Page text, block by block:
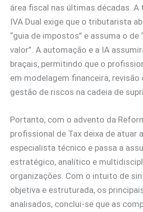
área fiscal nas últimas décadas. A
IVA Dual exige que o tributarista
“guia de impostos” e assuma o
valor”. A automação e a IA
braçais, permitindo que o
em modelagem financeira,
gestão de riscos na cadeia de
Portanto, com o advento da
profissional de Tax deixa de atuar
especialista técnico e passa a
estratégico, analítico e
organizações. Com o intuito de
objetiva e estruturada, os
analisados, conclui-se que as